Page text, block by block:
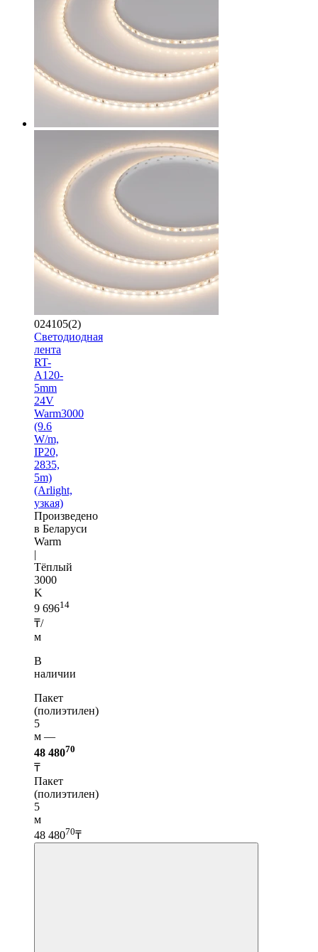
024105(2)
Светодиодная
лента
RT-
A120-
5mm
24V
Warm3000
(9.6
W/m,
IP20,
2835,
5m)
(Arlight,
узкая)
Произведено
в Беларуси
Warm
|
Тёплый
3000
K
9 69614
₸/
м
В
наличии
Пакет
(полиэтилен)
5
м —
48 48070
₸
Пакет
(полиэтилен)
5
м
48 48070₸